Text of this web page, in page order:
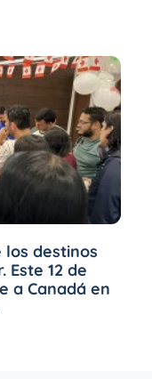
los destinos
Este 12 de
a Canadá en